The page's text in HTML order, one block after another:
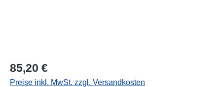
Regulärer Preis:
85,20 €
Preise inkl. MwSt. zzgl. Versandkosten